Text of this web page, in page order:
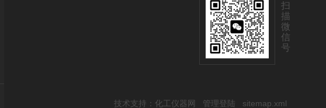
扫
描
微
信
号
技术支持： 化工仪器网 管理登陆 sitemap.xml